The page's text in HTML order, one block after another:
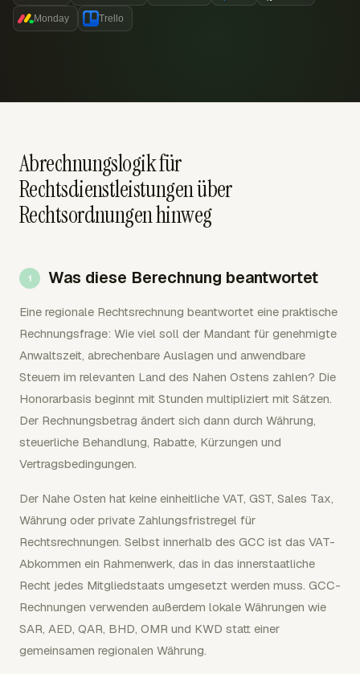
Monday Trello
Abrechnungslogik für
Rechtsdienstleistungen über
Rechtsordnungen hinweg
Was diese Berechnung beantwortet
Eine regionale Rechtsrechnung beantwortet eine praktische
Rechnungsfrage: Wie viel soll der Mandant für genehmigte
Anwaltszeit, abrechenbare Auslagen und anwendbare
Steuern im relevanten Land des Nahen Ostens zahlen? Die
Honorarbasis beginnt mit Stunden multipliziert mit Sätzen.
Der Rechnungsbetrag ändert sich dann durch Währung,
steuerliche Behandlung, Rabatte, Kürzungen und
Vertragsbedingungen.
Der Nahe Osten hat keine einheitliche VAT, GST, Sales Tax,
Währung oder private Zahlungsfristregel für
Rechtsrechnungen. Selbst innerhalb des GCC ist das VAT-
Abkommen ein Rahmenwerk, das in das innerstaatliche
Recht jedes Mitgliedstaats umgesetzt werden muss. GCC-
Rechnungen verwenden außerdem lokale Währungen wie
SAR, AED, QAR, BHD, OMR und KWD statt einer
gemeinsamen regionalen Währung.